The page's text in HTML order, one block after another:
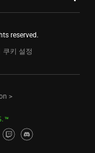
reserved.
쿠키 설정
>